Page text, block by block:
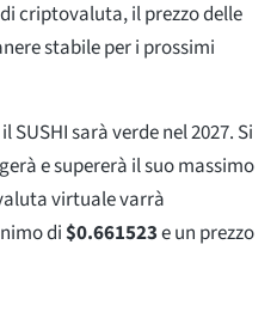
criptovaluta, il prezzo delle
stabile per i prossimi
sarà verde nel 2027. Si
e supererà il suo massimo
virtuale varrà
di$0.661523e un prezzo